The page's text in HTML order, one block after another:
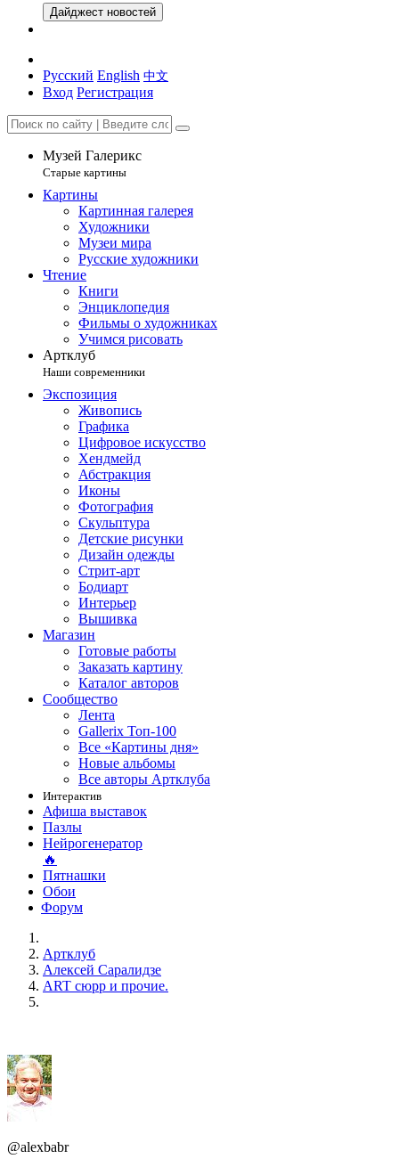
Дайджест новостей
Русский English 中文
Вход Регистрация
Музей Галерикс
Старые картины
Картины
Картинная галерея
Художники
Музеи мира
Русские художники
Чтение
Книги
Энциклопедия
Фильмы о художниках
Учимся рисовать
Артклуб
Наши современники
Экспозиция
Живопись
Графика
Цифровое искусство
Хендмейд
Абстракция
Иконы
Фотография
Скульптура
Детские рисунки
Дизайн одежды
Стрит-арт
Бодиарт
Интерьер
Вышивка
Магазин
Готовые работы
Заказать картину
Каталог авторов
Сообщество
Лента
Gallerix Топ-100
Все «Картины дня»
Новые альбомы
Все авторы Артклуба
Интерактив
Афиша выставок
Пазлы
Нейрогенератор
🔥
Пятнашки
Обои
Форум
Артклуб
Алексей Саралидзе
ART сюрр и прочие.
@alexbabr